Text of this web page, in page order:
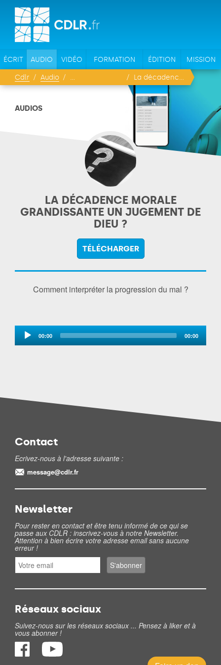
ÉCRIT AUDIO VIDÉO FORMATION ÉDITION MISSION
Cdlr Audio La décadence morale grandissante un jugement de Dieu ?
AUDIOS
LA DÉCADENCE MORALE
GRANDISSANTE UN JUGEMENT DE
DIEU ?
TÉLÉCHARGER
Comment interpréter la progression du mal ?
Audio
Player 00:00 00:00
Contact
Ecrivez-nous à l'adresse suivante :
message@cdlr.fr
Newsletter
Pour rester en contact et être tenu informé de ce qui se
passe aux CDLR : inscrivez-vous à notre Newsletter.
Attention à bien écrire votre adresse email sans aucune
erreur !
Réseaux sociaux
Suivez-nous sur les réseaux sociaux ... Pensez à liker et à
vous abonner !